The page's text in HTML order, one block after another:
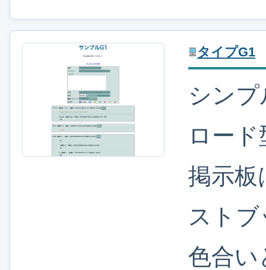
タイプG1
シン
ロー
掲示板
スト
色合い